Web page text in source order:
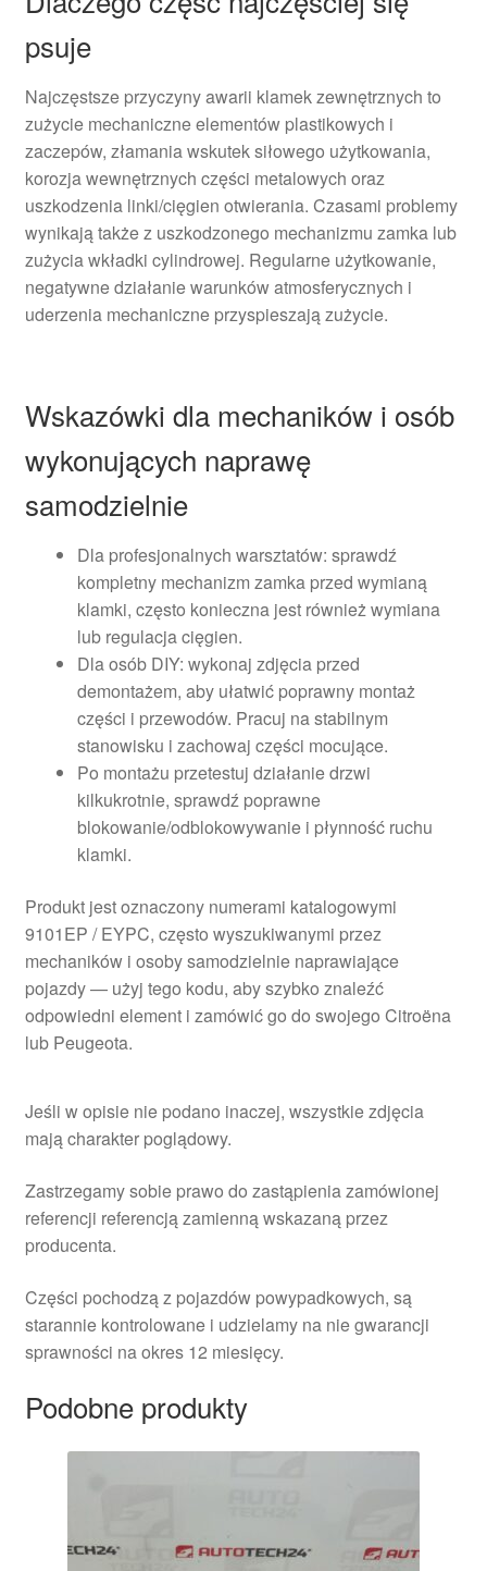
psuje
Najczęstsze przyczyny awarii klamek zewnętrznych to
zużycie mechaniczne elementów plastikowych i
zaczepów, złamania wskutek siłowego użytkowania,
korozja wewnętrznych części metalowych oraz
uszkodzenia linki/cięgien otwierania. Czasami problemy
wynikają także z uszkodzonego mechanizmu zamka lub
zużycia wkładki cylindrowej. Regularne użytkowanie,
negatywne działanie warunków atmosferycznych i
uderzenia mechaniczne przyspieszają zużycie.
Wskazówki dla mechaników i osób
wykonujących naprawę
samodzielnie
Dla profesjonalnych warsztatów: sprawdź
kompletny mechanizm zamka przed wymianą
klamki, często konieczna jest również wymiana
lub regulacja cięgien.
Dla osób DIY: wykonaj zdjęcia przed
demontażem, aby ułatwić poprawny montaż
części i przewodów. Pracuj na stabilnym
stanowisku i zachowaj części mocujące.
Po montażu przetestuj działanie drzwi
kilkukrotnie, sprawdź poprawne
blokowanie/odblokowywanie i płynność ruchu
klamki.
Produkt jest oznaczony numerami katalogowymi
9101EP / EYPC, często wyszukiwanymi przez
mechaników i osoby samodzielnie naprawiające
pojazdy — użyj tego kodu, aby szybko znaleźć
odpowiedni element i zamówić go do swojego Citroëna
lub Peugeota.
Jeśli w opisie nie podano inaczej, wszystkie zdjęcia
mają charakter poglądowy.
Zastrzegamy sobie prawo do zastąpienia zamówionej
referencji referencją zamienną wskazaną przez
producenta.
Części pochodzą z pojazdów powypadkowych, są
starannie kontrolowane i udzielamy na nie gwarancji
sprawności na okres 12 miesięcy.
Podobne produkty